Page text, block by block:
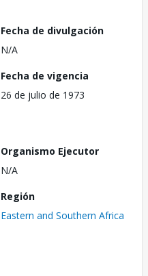
Fecha de divulgación
N/A
Fecha de vigencia
26 de julio de 1973
Organismo Ejecutor
N/A
Región
Eastern and Southern Africa